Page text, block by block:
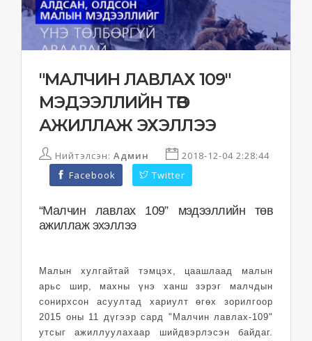
"МАЛЧИН ЛАВЛАХ 109"
МЭДЭЭЛЛИЙН ТӨВ
АЖИЛЛАЖ ЭХЭЛЛЭЭ
Нийтэлсэн: Админ
2018-12-04 2:28:44
Facebook
Twitter
“Малчин лавлах 109” мэдээллийн төв
ажиллаж эхэллээ
Малын хулгайтай тэмцэх, цаашлаад малын
арьс шир, махны үнэ ханш зэрэг малчдын
сонирхсон асуултад хариулт өгөх зорилгоор
2015 оны 11 дүгээр сард "Малчин лавлах-109"
утсыг ажиллуулахаар шийдвэрлэсэн байдаг.